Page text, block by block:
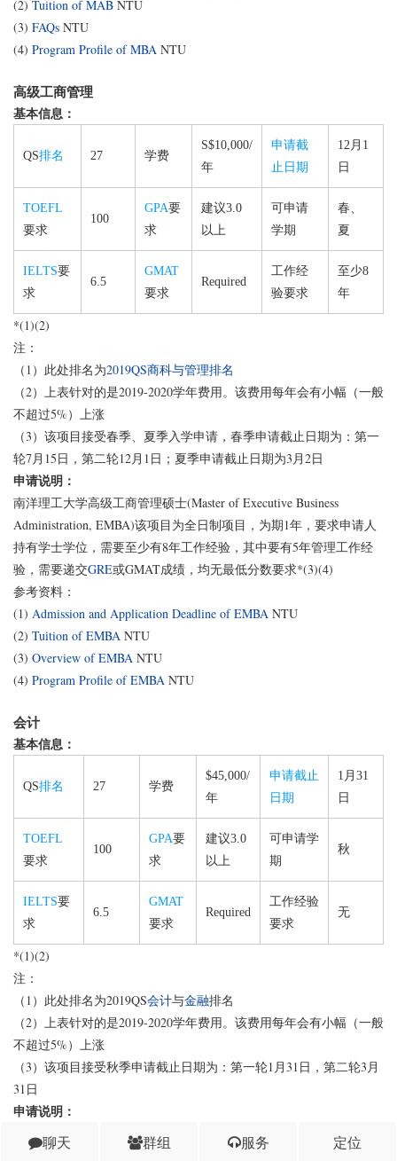
(2) Tuition of MAB NTU
(3) FAQs NTU
(4) Program Profile of MBA NTU
高级工商管理
基本信息：
QS排名 27 学费
S$10,000/
年
申请截
止日期
12月1
日
TOEFL
要求
100
GPA要
求
建议3.0
以上
可申请
学期
春、
夏
IELTS要
求
6.5
GMAT
要求
Required
工作经
验要求
至少8
年
*(1)(2)
注：
（1）此处排名为2019QS商科与管理排名
（2）上表针对的是2019-2020学年费用。该费用每年会有小幅（一般
不超过5%）上涨
（3）该项目接受春季、夏季入学申请，春季申请截止日期为：第一
轮7月15日，第二轮12月1日；夏季申请截止日期为3月2日
申请说明：
南洋理工大学高级工商管理硕士(Master of Executive Business
Administration, EMBA)该项目为全日制项目，为期1年，要求申请人
持有学士学位，需要至少有8年工作经验，其中要有5年管理工作经
验，需要递交GRE或GMAT成绩，均无最低分数要求*(3)(4)
参考资料：
(1) Admission and Application Deadline of EMBA NTU
(2) Tuition of EMBA NTU
(3) Overview of EMBA NTU
(4) Program Profile of EMBA NTU
会计
基本信息：
QS排名 27 学费
$45,000/
年
申请截止
日期
1月31
日
TOEFL
要求
100
GPA要
求
建议3.0
以上
可申请学
期
秋
IELTS要
求
6.5
GMAT
要求
Required
工作经验
要求
无
*(1)(2)
注：
（1）此处排名为2019QS会计与金融排名
（2）上表针对的是2019-2020学年费用。该费用每年会有小幅（一般
不超过5%）上涨
（3）该项目接受秋季申请截止日期为：第一轮1月31日，第二轮3月
31日
申请说明：
南洋理工大学
硕士(Master of Science in Accountancy)该项目分为
全日制和非全日制，全日制为期1年，非全日制为期2年，要求申请
聊天 群组 服务 定位